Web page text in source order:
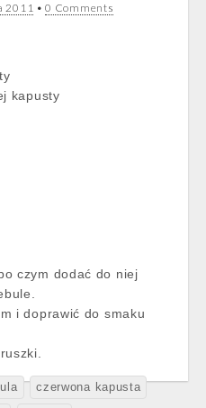
2011 •0 Comments
kapusty
czym dodać do niej
i doprawić do smaku
czerwona kapusta